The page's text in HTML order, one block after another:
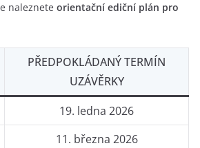
naleznete orientační ediční plán pro
PŘEDPOKLÁDANÝ TERMÍN
UZÁVĚRKY
19. ledna 2026
11. března 2026